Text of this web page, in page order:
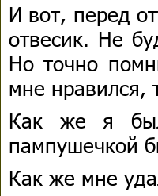
И вот, перед
отвесик. Не
Но точно
мне нравился,
Как же я
пампушечкой
Как же мне